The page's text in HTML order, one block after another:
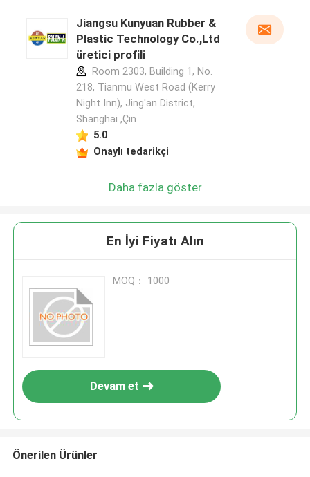
Jiangsu Kunyuan Rubber &
Plastic Technology Co.,Ltd
üretici profili
Room 2303, Building 1, No.
218, Tianmu West Road (Kerry
Night Inn), Jing'an District,
Shanghai ,Çin
5.0
Onaylı tedarikçi
Daha fazla göster
En İyi Fiyatı Alın
MOQ： 1000
Devam et
Önerilen Ürünler